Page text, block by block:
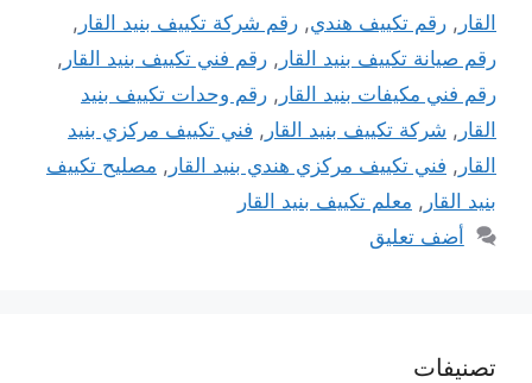
القار , رقم تكييف هندي, رقم شركة تكييف بنيد القار ,
رقم صيانة تكييف بنيد القار , رقم فني تكييف بنيد القار ,
رقم فني مكيفات بنيد القار , رقم وحدات تكييف بنيد
القار , شركة تكييف بنيد القار , فني تكييف مركزي بنيد
القار , فني تكييف مركزي هندي بنيد القار , مصليح تكييف
بنيد القار , معلم تكييف بنيد القار
أضف تعليق
تصنيفات